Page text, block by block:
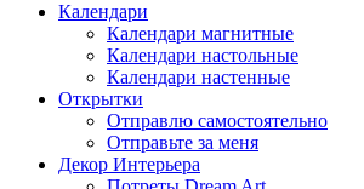
Календари
Календари магнитные
Календари настольные
Календари настенные
Открытки
Отправлю самостоятельно
Отправьте за меня
Декор Интерьера